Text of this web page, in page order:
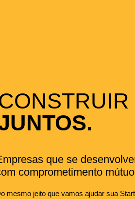
que se
comprometimento
mesmo jeito que vamos ajudar sua